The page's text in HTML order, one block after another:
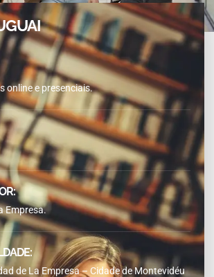
online e presenciais.
Empresa.
de La Empresa – Cidade de Montevidéu